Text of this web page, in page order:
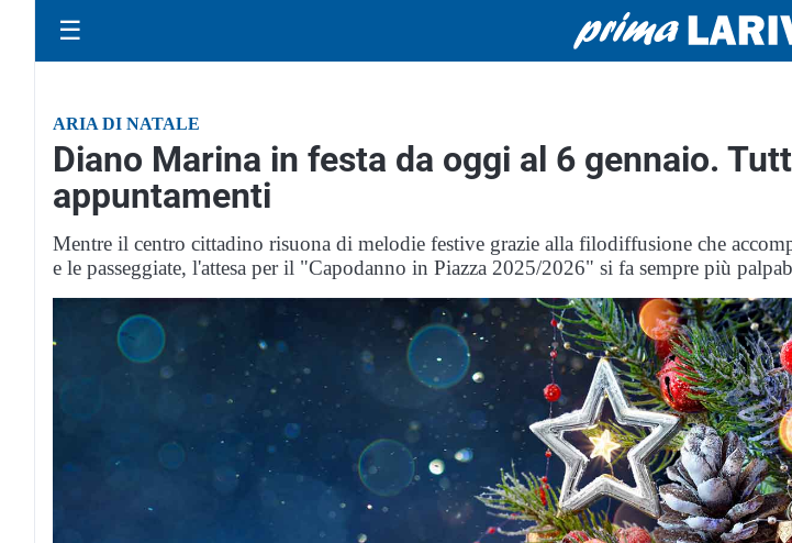
☰
ARIA DI NATALE
Diano Marina in festa da oggi al 6 gennaio.
appuntamenti
Mentre il centro cittadino risuona di melodie festive grazie alla filodiffusione che
e le passeggiate, l'attesa per il "Capodanno in Piazza 2025/2026" si fa sempre più